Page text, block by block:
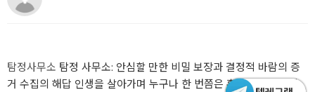
탐정사무소 탐정 사무소: 안심할 만한 비밀 보장과 결정적 바람의 증
거 수집의 해답 ​인생을 살아가며 누구나 한 번쯤은 혼자서는 도저히